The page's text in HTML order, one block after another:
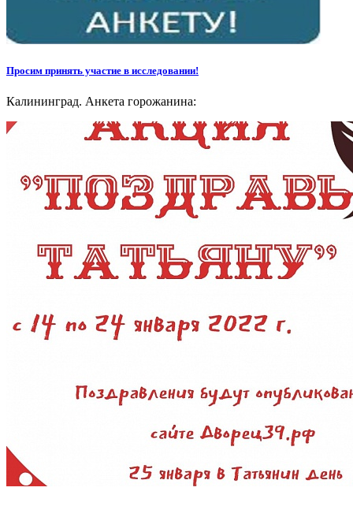
Просим принять участие в исследовании!
Калининград. Анкета горожанина: